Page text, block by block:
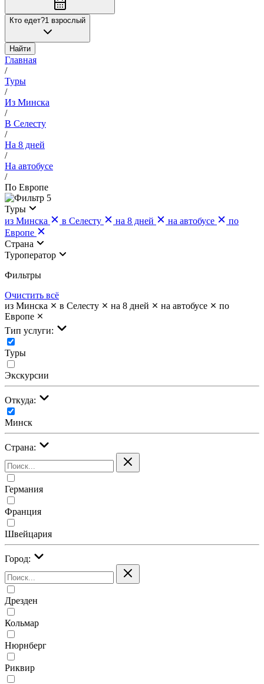
Кто едет?1 взрослый
Найти
Главная
/
Туры
/
Из Минска
/
В Селесту
/
На 8 дней
/
На автобусе
/
По Европе
5
Туры
из Минска
в Селесту на 8 дней на автобусе
по
Европе
Страна
Туроператор
Фильтры
Очистить всё
из Минска
в Селесту на 8 дней на автобусе
по
Европе
Тип услуги:
Туры
Экскурсии
Откуда:
Минск
Страна:
Германия
Франция
Швейцария
Город:
Дрезден
Кольмар
Нюрнберг
Риквир